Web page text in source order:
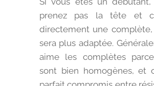
prenez pas la tête et
directement une
sera plus adaptée.
aime les complètes parce
sont bien homogènes, et